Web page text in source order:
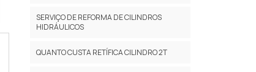
SERVIÇO DE REFORMA DE CILINDROS
HIDRÁULICOS
QUANTO CUSTA RETÍFICA CILINDRO 2T